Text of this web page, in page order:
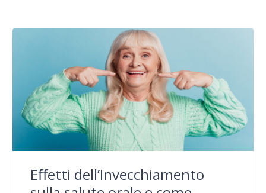
Effetti dell’Invecchiamento